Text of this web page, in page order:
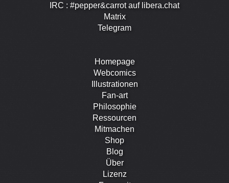
IRC : #pepper&carrot auf libera.chat
Matrix
Telegram
Homepage
Webcomics
Illustrationen
Fan-art
Philosophie
Ressourcen
Mitmachen
Shop
Blog
Über
Lizenz